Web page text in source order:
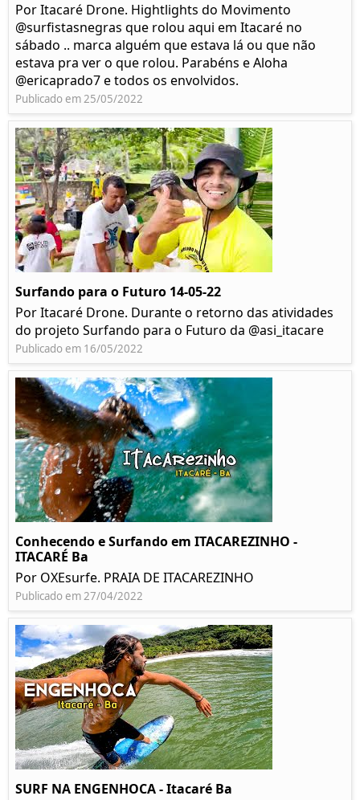
Por Itacaré Drone. Hightlights do Movimento
@surfistasnegras que rolou aqui em Itacaré no
sábado .. marca alguém que estava lá ou que não
estava pra ver o que rolou. Parabéns e Aloha
@ericaprado7 e todos os envolvidos.
Publicado em 25/05/2022
Surfando para o Futuro 14-05-22
Por Itacaré Drone. Durante o retorno das atividades
do projeto Surfando para o Futuro da @asi_itacare
Publicado em 16/05/2022
Conhecendo e Surfando em ITACAREZINHO -
ITACARÉ Ba
Por OXEsurfe. PRAIA DE ITACAREZINHO
Publicado em 27/04/2022
SURF NA ENGENHOCA - Itacaré Ba